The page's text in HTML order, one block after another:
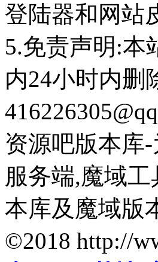
登陆器和网站
5.免责声明:本
内24小时内删
资源吧版本库
服务端,魔域
本库及魔域版
©2018 http://